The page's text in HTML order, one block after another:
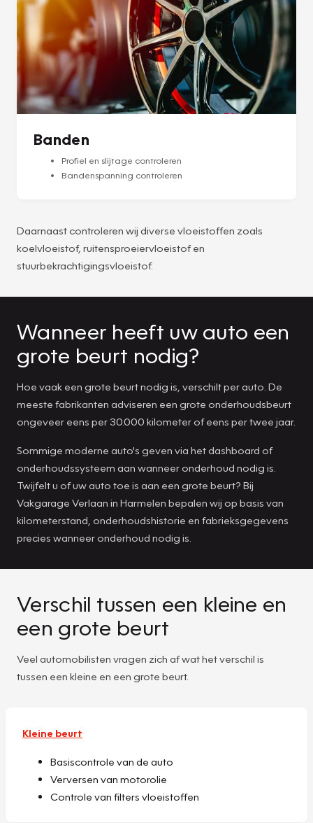
Banden
Profiel en slijtage controleren
Bandenspanning controleren
Daarnaast controleren wij diverse vloeistoffen zoals
koelvloeistof, ruitensproeiervloeistof en
stuurbekrachtigingsvloeistof.
Wanneer heeft uw auto een
grote beurt nodig?
Hoe vaak een grote beurt nodig is, verschilt per auto. De
meeste fabrikanten adviseren een grote onderhoudsbeurt
ongeveer eens per 30.000 kilometer of eens per twee jaar.
Sommige moderne auto's geven via het dashboard of
onderhoudssysteem aan wanneer onderhoud nodig is.
Twijfelt u of uw auto toe is aan een grote beurt? Bij
Vakgarage Verlaan in Harmelen bepalen wij op basis van
kilometerstand, onderhoudshistorie en fabrieksgegevens
precies wanneer onderhoud nodig is.
Verschil tussen een kleine en
een grote beurt
Veel automobilisten vragen zich af wat het verschil is
tussen een kleine en een grote beurt.
Kleine beurt
Basiscontrole van de auto
Verversen van motorolie
Controle van filters vloeistoffen